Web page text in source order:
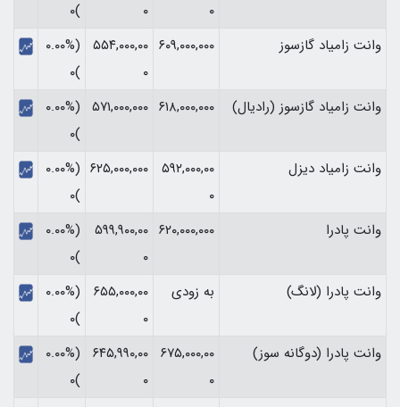
۰
۰
)۰
وانت زامیاد گازسوز
۶۰۹,۰۰۰,۰۰۰ ۵۵۴,۰۰۰,۰۰
۰
(۰.۰۰%
)۰
وانت زامیاد گازسوز (رادیال)
۶۱۸,۰۰۰,۰۰۰ ۵۷۱,۰۰۰,۰۰۰
(۰.۰۰%
)۰
وانت زامیاد دیزل
۵۹۲,۰۰۰,۰۰
۰
۶۲۵,۰۰۰,۰۰۰
(۰.۰۰%
)۰
وانت پادرا
۶۲۰,۰۰۰,۰۰۰ ۵۹۹,۹۰۰,۰۰
۰
(۰.۰۰%
)۰
وانت پادرا (لانگ)
به زودی
۶۵۵,۰۰۰,۰۰
۰
(۰.۰۰%
)۰
وانت پادرا (دوگانه سوز)
۶۷۵,۰۰۰,۰۰
۰
۶۴۵,۹۹۰,۰۰
۰
(۰.۰۰%
)۰